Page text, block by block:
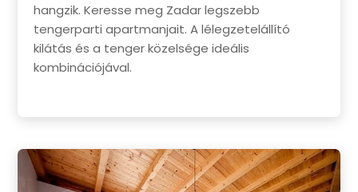
hangzik. Keresse meg Zadar legszebb
tengerparti apartmanjait. A lélegzetelállító
kilátás és a tenger közelsége ideális
kombinációjával.